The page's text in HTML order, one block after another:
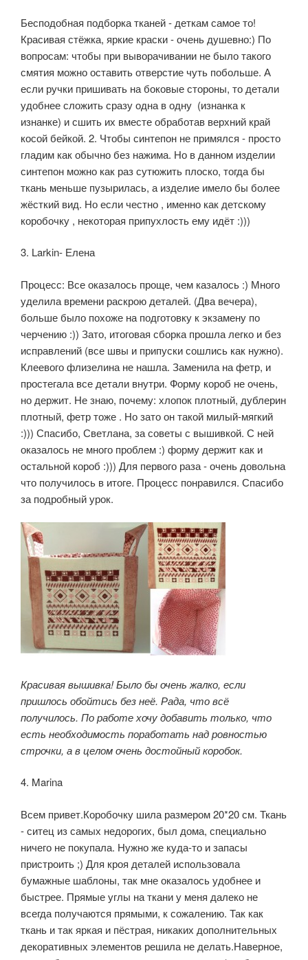
Бесподобная подборка тканей - деткам самое то!
Красивая стёжка, яркие краски - очень душевно:) По
вопросам: чтобы при выворачивании не было такого
смятия можно оставить отверстие чуть побольше. А
если ручки пришивать на боковые стороны, то детали
удобнее сложить сразу одна в одну (изнанка к
изнанке) и сшить их вместе обработав верхний край
косой бейкой. 2. Чтобы синтепон не примялся - просто
гладим как обычно без нажима. Но в данном изделии
синтепон можно как раз сутюжить плоско, тогда бы
ткань меньше пузырилась, а изделие имело бы более
жёсткий вид. Но если честно , именно как детскому
коробочку , некоторая припухлость ему идёт :)))
3. Larkin- Елена
Процесс: Все оказалось проще, чем казалось :) Много
уделила времени раскрою деталей. (Два вечера),
больше было похоже на подготовку к экзамену по
черчению :)) Зато, итоговая сборка прошла легко и без
исправлений (все швы и припуски сошлись как нужно).
Клеевого флизелина не нашла. Заменила на фетр, и
простегала все детали внутри. Форму короб не очень,
но держит. Не знаю, почему: хлопок плотный, дублерин
плотный, фетр тоже . Но зато он такой милый-мягкий
:))) Спасибо, Светлана, за советы с вышивкой. С ней
оказалось не много проблем :) форму держит как и
остальной короб :))) Для первого раза - очень довольна
что получилось в итоге. Процесс понравился. Спасибо
за подробный урок.
Красивая вышивка! Было бы очень жалко, если
пришлось обойтись без неё. Рада, что всё
получилось. По работе хочу добавить только, что
есть необходимость поработать над ровностью
строчки, а в целом очень достойный коробок.
4. Marina
Всем привет.Коробочку шила размером 20*20 см. Ткань
- ситец из самых недорогих, был дома, специально
ничего не покупала. Нужно же куда-то и запасы
пристроить ;) Для кроя деталей использовала
бумажные шаблоны, так мне оказалось удобнее и
быстрее. Прямые углы на ткани у меня далеко не
всегда получаются прямыми, к сожалению. Так как
ткань и так яркая и пёстрая, никаких дополнительных
декоративных элементов решила не делать.Наверное,